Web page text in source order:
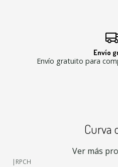
Envío
Envío gratuito para
Curva
Ver más
| RPCH